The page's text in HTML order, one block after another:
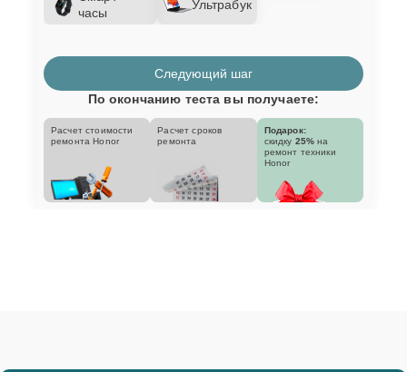
часы
Ультрабук
Следующий шаг
По окончанию теста вы получаете:
Расчет стоимости
ремонта Honor
Расчет сроков
ремонта
Подарок:
скидку 25% на
ремонт техники
Honor